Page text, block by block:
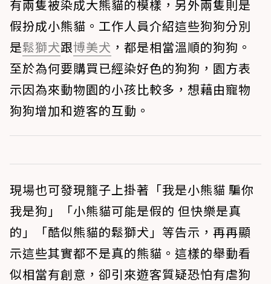
有兩隻被染成大熊貓的模樣，另外兩隻則是
假扮成小熊貓。工作人員介紹這些狗狗分別
是鬆獅犬跟博美犬 ，都是相當溫順的狗狗。
至於為何要購買已經染好色的狗狗，園方表
示因為來動物園的小孩比較多，想藉由寵物
狗狗增加和遊客的互動。
現場也可發現籠子上掛著「我是小熊貓 騙你
我是狗」「小熊貓可能是假的 但快樂是真
的」「酷似熊貓的鬆獅犬」等告示，再再顯
示這些其實都不是真的熊貓。這樣的舉動看
似相當有創意，卻引來遊客質疑恐怕有虐狗